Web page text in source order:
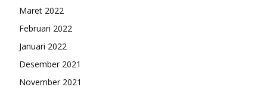
Maret 2022
Februari 2022
Januari 2022
Desember 2021
November 2021